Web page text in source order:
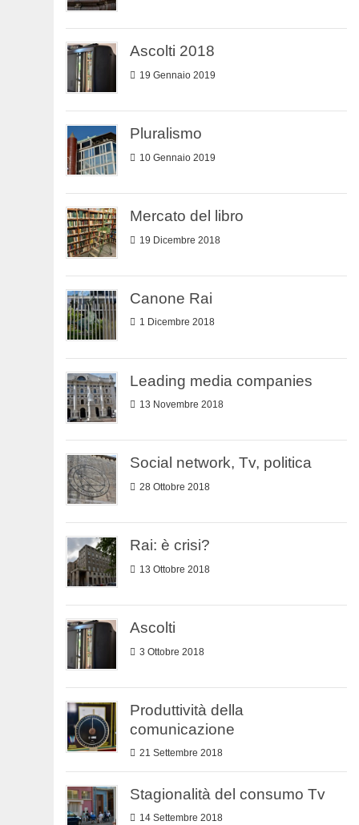
Ascolti 2018
19 Gennaio 2019
Pluralismo
10 Gennaio 2019
Mercato del libro
19 Dicembre 2018
Canone Rai
1 Dicembre 2018
Leading media companies
13 Novembre 2018
Social network, Tv, politica
28 Ottobre 2018
Rai: è crisi?
13 Ottobre 2018
Ascolti
3 Ottobre 2018
Produttività della
comunicazione
21 Settembre 2018
Stagionalità del consumo Tv
14 Settembre 2018